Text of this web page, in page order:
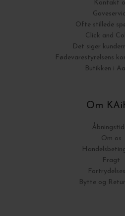
Kontakt
Ofte stillede
Click and
Det siger
Fødevarestyrelsens
Butikken i
Om
Om os
Fragt
Bytte og